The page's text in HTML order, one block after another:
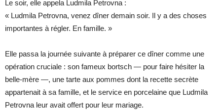
Le soir, elle appela Ludmila Petrovna :
« Ludmila Petrovna, venez dîner demain soir. Il y a des choses
importantes à régler. En famille. »
Elle passa la journée suivante à préparer ce dîner comme une
opération cruciale : son fameux bortsch — pour faire hésiter la
belle-mère —, une tarte aux pommes dont la recette secrète
appartenait à sa famille, et le service en porcelaine que Ludmila
Petrovna leur avait offert pour leur mariage.